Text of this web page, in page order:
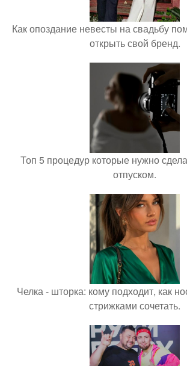
Как опоздание невесты на свадьбу
открыть свой бренд.
Топ 5 процедур которые нужно
отпуском.
Челка - шторка: кому подходит, как
стрижками сочетать.